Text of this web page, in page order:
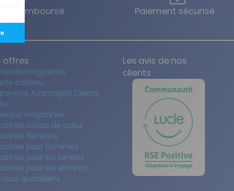
ou remboursé Paiement sécurisé
offres
magazines
cadeau
Avantages Clients
magazines
coups de cœur
féminins
pour hommes
pour les seniors
pour les enfants
quotidiens
Les avis de nos
clients